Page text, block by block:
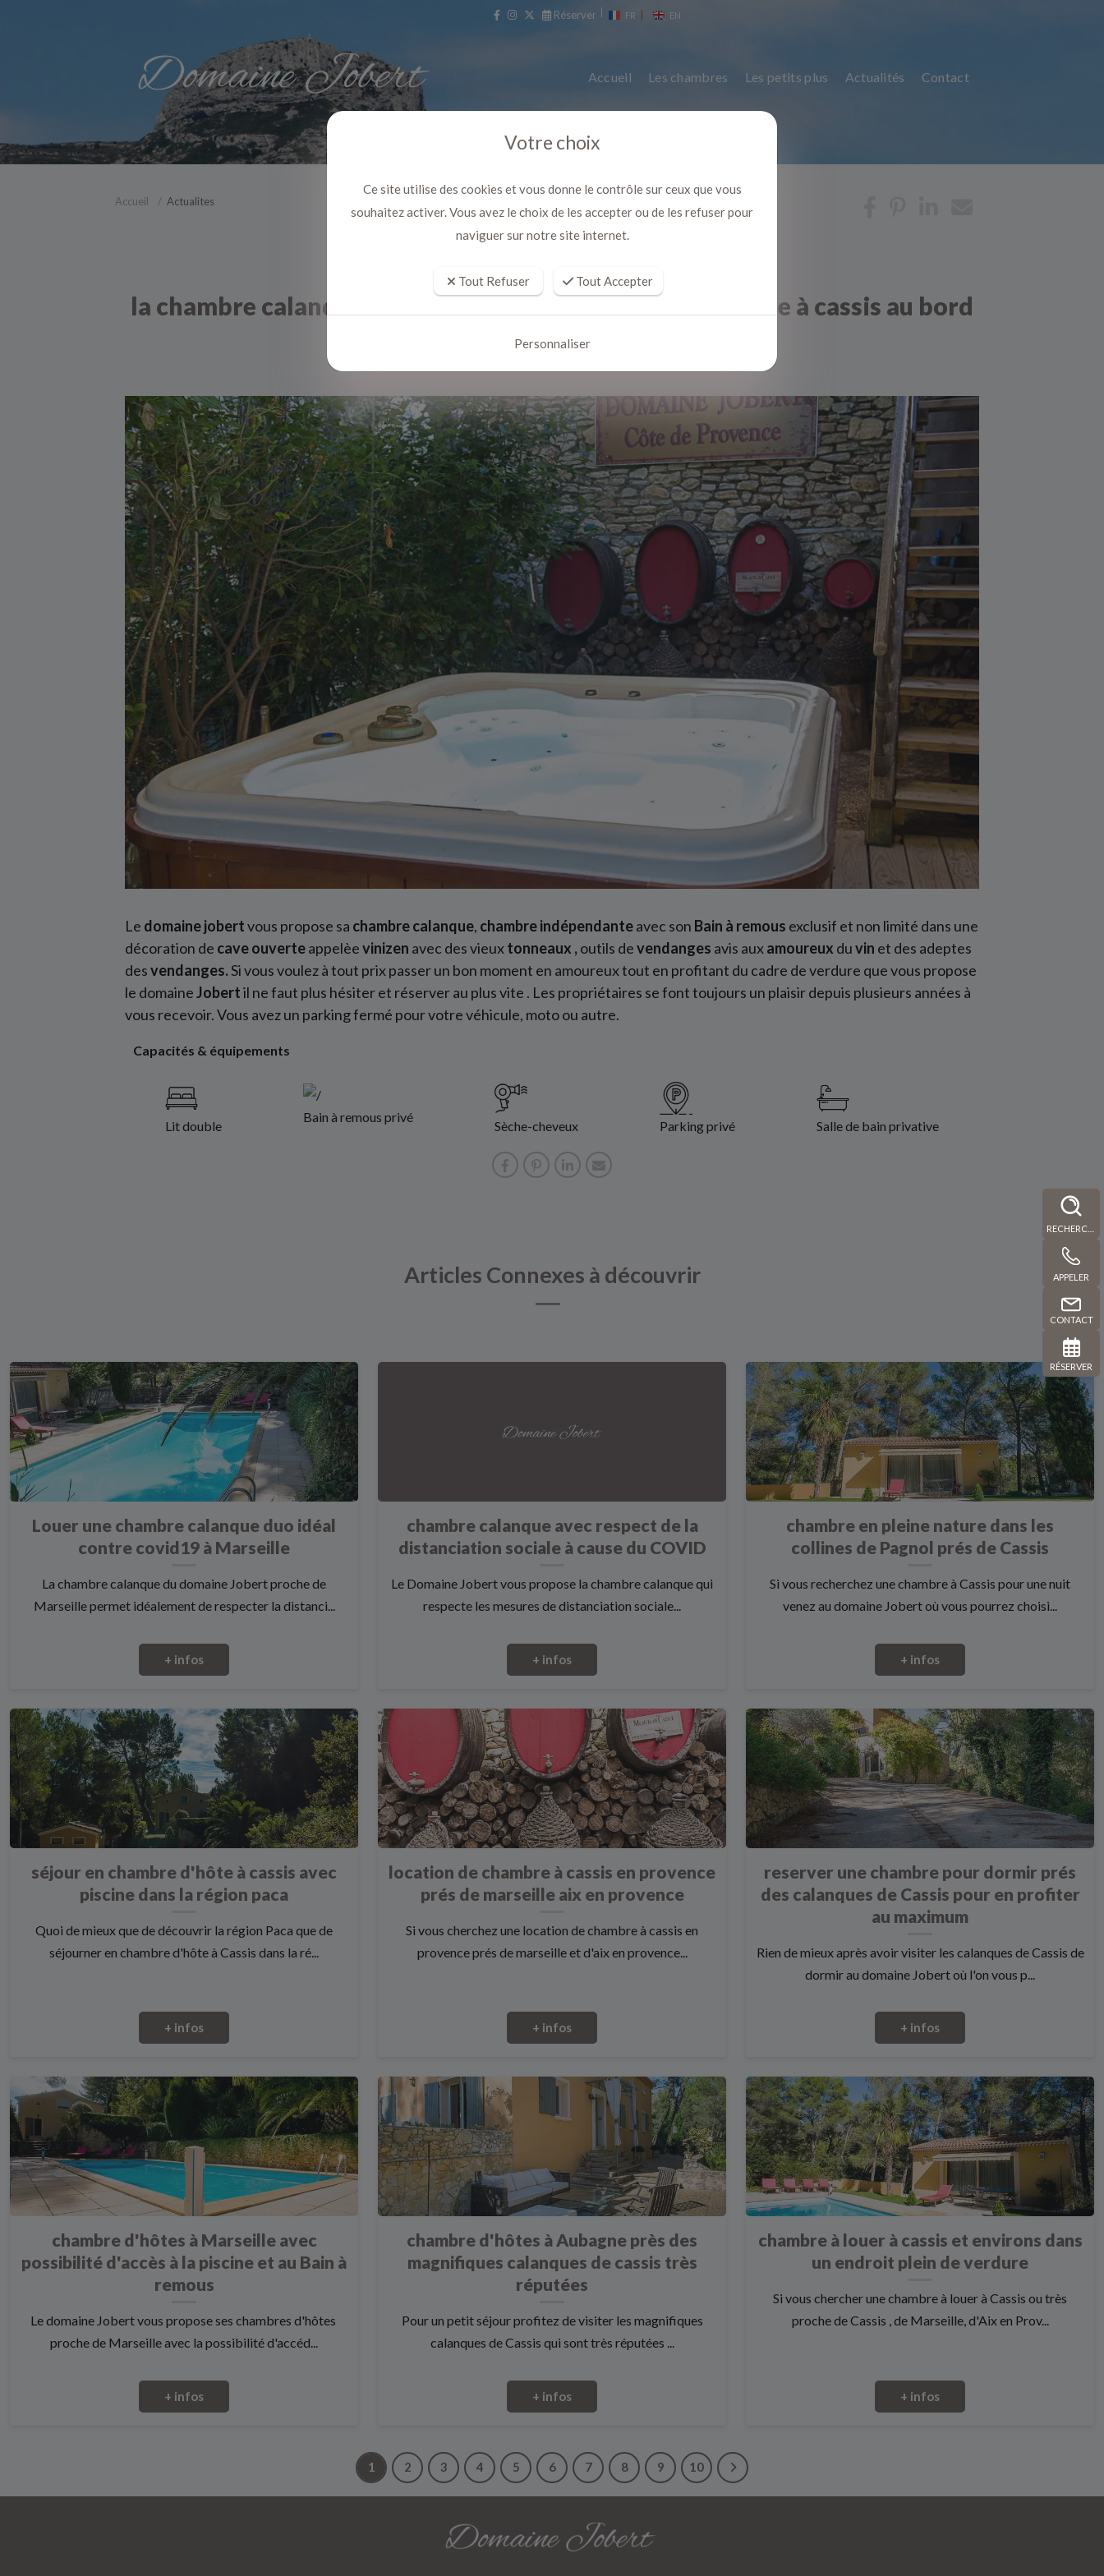
Réserver FR EN
Accueil Les chambres Les petits plus Actualités Contact
APPELER
CONTACT
RÉSERVER
Accueil Actualites
la chambre calanque avec Bain à remous privatif et piscine à cassis au bord
de l'eau
Le domaine jobertvous propose sa chambre calanque, chambre indépendanteavec son Bain à remous exclusif et non limité dans une
décoration de cave ouverteappelèevinizen avec des vieuxtonneaux ,outils devendanges avis auxamoureux duvin et des adeptes
desvendanges.Si vous voulez à tout prix passer un bon moment en amoureux tout en profitant du cadre de verdure que vous propose
le domaineJobertil ne faut plus hésiter et réserver au plus vite . Les propriétaires se font toujours un plaisir depuis plusieurs années à
vous recevoir. Vous avez un parking fermé pour votre véhicule, moto ou autre.
Capacités & équipements
Lit double
Bain à remous privé
Sèche-cheveux Parking privé Salle de bain privative
Articles Connexes à découvrir
Louer une chambre calanque duo idéal
contre covid19 à Marseille
La chambre calanque du domaine Jobert proche de
Marseille permet idéalement de respecter la distanci...
+ infos
chambre calanque avec respect de la
distanciation sociale à cause du COVID
Le Domaine Jobert vous propose la chambre calanque qui
respecte les mesures de distanciation sociale...
+ infos
chambre en pleine nature dans les
collines de Pagnol prés de Cassis
Si vous recherchez une chambre à Cassis pour une nuit
venez au domaine Jobert où vous pourrez choisi...
+ infos
séjour en chambre d'hôte à cassis avec
piscine dans la région paca
Quoi de mieux que de découvrir la région Paca que de
séjourner en chambre d'hôte à Cassis dans la ré...
+ infos
location de chambre à cassis en provence
prés de marseille aix en provence
Si vous cherchez une location de chambre à cassis en
provence prés de marseille et d'aix en provence...
+ infos
reserver une chambre pour dormir prés
des calanques de Cassis pour en profiter
au maximum
Rien de mieux après avoir visiter les calanques de Cassis de
dormir au domaine Jobert où l'on vous p...
+ infos
chambre d'hôtes à Marseille avec
possibilité d'accès à la piscine et au Bain à
remous
Le domaine Jobert vous propose ses chambres d'hôtes
proche de Marseille avec la possibilité d'accéd...
+ infos
chambre d'hôtes à Aubagne près des
magnifiques calanques de cassis très
réputées
Pour un petit séjour profitez de visiter les magnifiques
calanques de Cassis qui sont très réputées ...
+ infos
chambre à louer à cassis et environs dans
un endroit plein de verdure
Si vous chercher une chambre à louer à Cassis ou très
proche de Cassis , de Marseille, d'Aix en Prov...
+ infos
1 2 3 4 5 6 7 8 9 10
Votre choix
Ce site utilise des cookies et vous donne le contrôle sur ceux que vous
souhaitez activer. Vous avez le choix de les accepter ou de les refuser pour
naviguer sur notre site internet.
Tout Refuser Tout Accepter
Personnaliser